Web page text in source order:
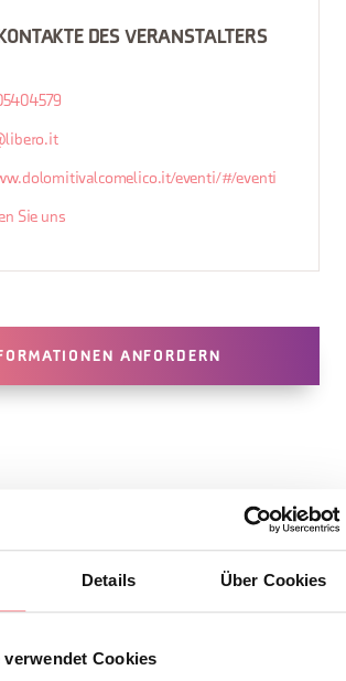
Details Über Cookies
verwendet Cookies
DES VERANSTALTERS
eventi/#/eventi
Sie uns
ANFORDERN